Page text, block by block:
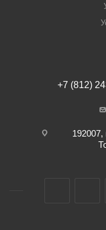
+7 (812)
192007,